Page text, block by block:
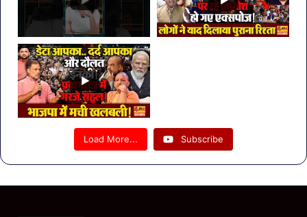
Load More... Subscribe